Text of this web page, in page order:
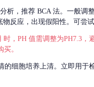
析，推荐 BCA 法。一般调
反应，出现假阳性。可尝试
，PH 值需调整为PH7.3
。
的细胞培养上清。立即用于